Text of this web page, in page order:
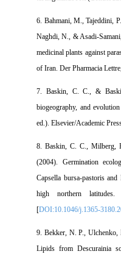
6. Bahmani, M.,
Naghdi, N., & Asadi-
medicinal plants against
of Iran. Der Pharmacia
7. Baskin, C. C., &
biogeography, and
ed.). Elsevier/Academic
8. Baskin, C. C.,
(2004). Germination
Capsella bursa-pastoris
high northern
[DOI:10.1046/j.1365-
9. Bekker, N. P.,
Lipids from